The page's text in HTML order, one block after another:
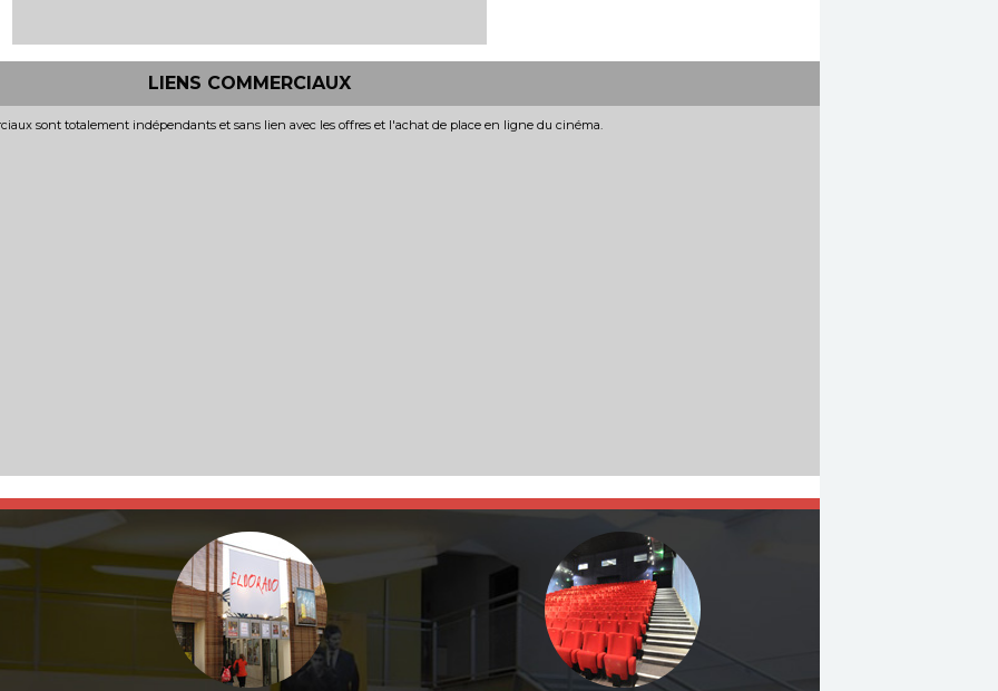
LIENS COMMERCIAUX
sont totalement indépendants et sans lien avec les offres et l'achat de place en ligne du cinéma.